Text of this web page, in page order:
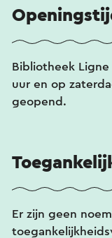
Bibliotheek
uur en op
geopend.
Er zijn geen